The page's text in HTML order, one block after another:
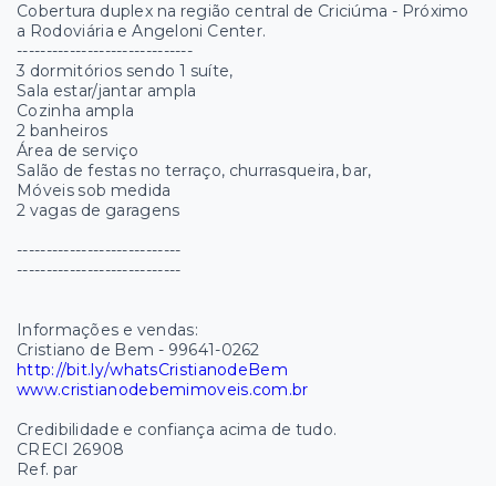
Cobertura duplex na região central de Criciúma - Próximo
a Rodoviária e Angeloni Center.
------------------------------
3 dormitórios sendo 1 suíte,
Sala estar/jantar ampla
Cozinha ampla
2 banheiros
Área de serviço
Salão de festas no terraço, churrasqueira, bar,
Móveis sob medida
2 vagas de garagens
----------------------------
----------------------------
Informações e vendas:
Cristiano de Bem - 99641-0262
http://bit.ly/whatsCristianodeBem
www.cristianodebemimoveis.com.br
Credibilidade e confiança acima de tudo.
CRECI 26908
Ref. par